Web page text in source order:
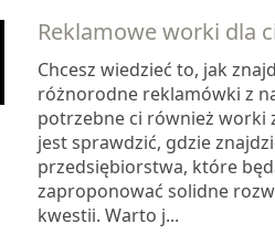
Reklamowe worki dla
Chcesz wiedzieć to, jak
różnorodne reklamówki z
potrzebne ci również worki
jest sprawdzić, gdzie
przedsiębiorstwa, które
zaproponować solidne
kwestii. Warto j...